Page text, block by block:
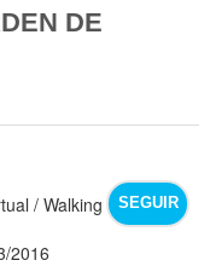
DE
SEGUIR
/ Walking
2016